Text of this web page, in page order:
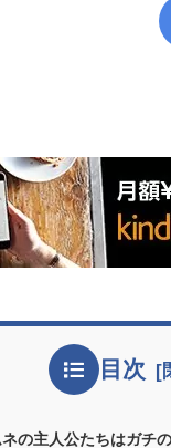
目次
の主人公たちはガチ